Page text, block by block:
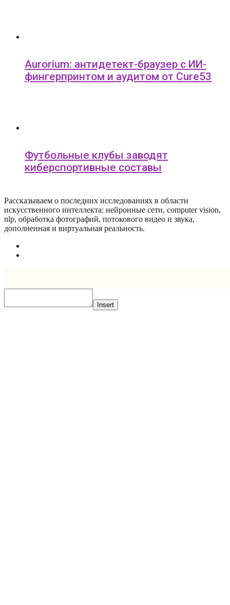
Aurorium: антидетект-браузер с ИИ-
фингерпринтом и аудитом от Cure53
Футбольные клубы заводят
киберспортивные составы
Рассказываем о последних исследованиях в области
искусcтвенного интеллекта: нейронные сети, computer vision,
nlp, обработка фотографий, потокового видео и звука,
дополненная и виртуальная реальность.
Insert